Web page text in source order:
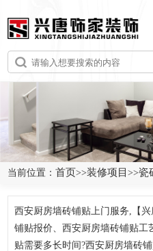
当前位置：首页>>装修项目>>瓷
西安厨房墙砖铺贴上门服务,【
铺贴报价、西安厨房墙砖铺贴工
贴需要多长时间?西安厨房墙砖